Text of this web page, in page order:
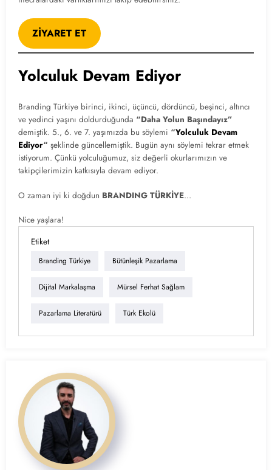
ZİYARET ET
Yolculuk Devam Ediyor
Branding Türkiye birinci, ikinci, üçüncü, dördüncü, beşinci, altıncı
ve yedinci yaşını doldurduğunda “Daha Yolun Başındayız”
demiştik. 5., 6. ve 7. yaşımızda bu söylemi “Yolculuk Devam
Ediyor“ şeklinde güncellemiştik. Bugün aynı söylemi tekrar etmek
istiyorum. Çünkü yolculuğumuz, siz değerli okurlarımızın ve
takipçilerimizin katkısıyla devam ediyor.
O zaman iyi ki doğdun BRANDING TÜRKİYE…
Nice yaşlara!
Etiket
Branding Türkiye Bütünleşik Pazarlama
Dijital Markalaşma Mürsel Ferhat Sağlam
Pazarlama Literatürü Türk Ekolü